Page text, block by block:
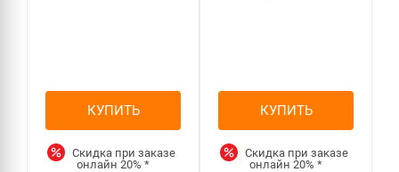
КУПИТЬ
Скидка при заказе
онлайн20%*
КУПИТЬ
Скидка при заказе
онлайн20%*